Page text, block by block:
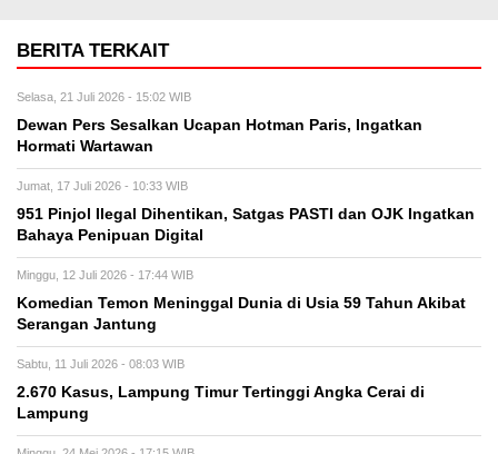
BERITA TERKAIT
Selasa, 21 Juli 2026 - 15:02 WIB
Dewan Pers Sesalkan Ucapan Hotman Paris, Ingatkan
Hormati Wartawan
Jumat, 17 Juli 2026 - 10:33 WIB
951 Pinjol Ilegal Dihentikan, Satgas PASTI dan OJK Ingatkan
Bahaya Penipuan Digital
Minggu, 12 Juli 2026 - 17:44 WIB
Komedian Temon Meninggal Dunia di Usia 59 Tahun Akibat
Serangan Jantung
Sabtu, 11 Juli 2026 - 08:03 WIB
2.670 Kasus, Lampung Timur Tertinggi Angka Cerai di
Lampung